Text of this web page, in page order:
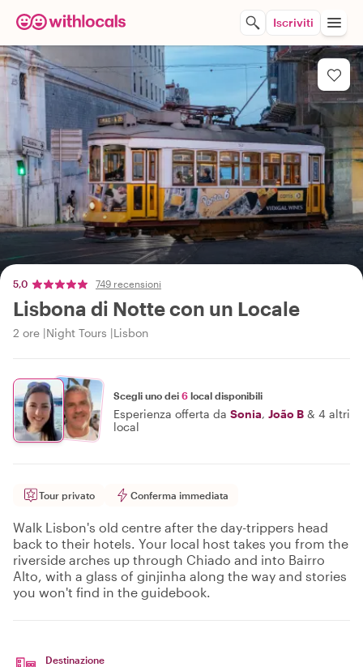
Iscriviti
5,0 749 recensioni
Lisbona di Notte con un Locale
2 ore Night Tours Lisbon
Scegli uno dei 6 local disponibili
Esperienza offerta da Sonia, João B & 4 altri
local
Tour privato Conferma immediata
Walk Lisbon's old centre after the day-trippers head
back to their hotels. Your local host takes you from the
riverside arches up through Chiado and into Bairro
Alto, with a glass of ginjinha along the way and stories
you won't find in the guidebook.
Destinazione